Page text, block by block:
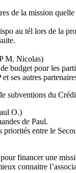
de la mission
au tél lors de la
M. Nicolas)
budget pour les
ses autres
subventions du
O.)
de Paul.
priorités entre le
financer une
connaitre